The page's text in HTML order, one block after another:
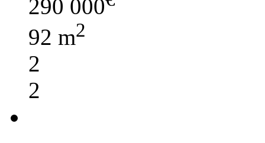
290 000
92 m2
2
2